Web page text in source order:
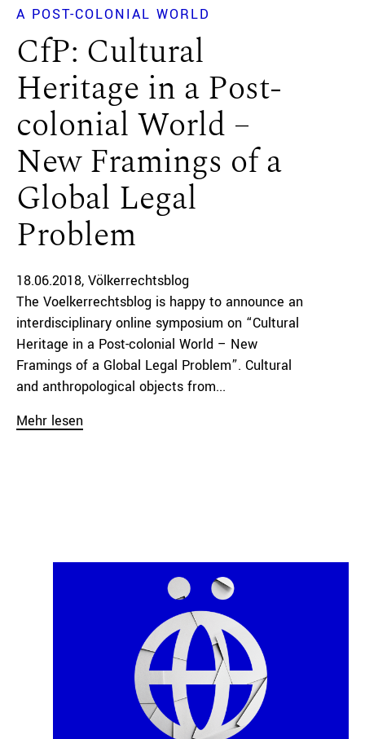
A POST-COLONIAL WORLD
CfP: Cultural
Heritage in a Post-
colonial World –
New Framings of a
Global Legal
Problem
18.06.2018 Völkerrechtsblog
The Voelkerrechtsblog is happy to announce an
interdisciplinary online symposium on “Cultural
Heritage in a Post-colonial World – New
Framings of a Global Legal Problem”. Cultural
and anthropological objects from...
Mehr lesen